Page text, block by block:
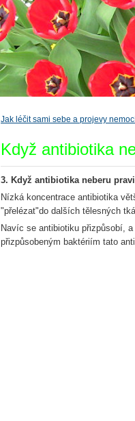
Jak léčit sami sebe a projevy
Když antibiotika
3. Když antibiotika neberu
Nízká koncentrace antibiotika
"přelézat"do dalších tělesných
Navíc se antibiotiku přizpůsobí,
přizpůsobeným baktériím tato